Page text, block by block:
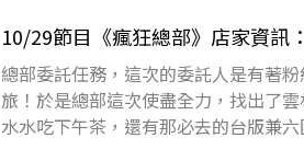
10/29節目《瘋狂總部》店家資訊
總部委託任務，這次的委託人是有著
旅！於是總部這次使盡全力，找出了
水水吃下午茶，還有那必去的台版兼